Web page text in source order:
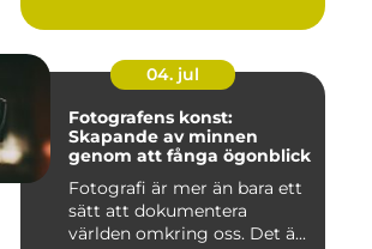
04. jul
Fotografens konst:
Skapande av minnen
genom att fånga ögonblick
Fotografi är mer än bara ett
sätt att dokumentera
världen omkring oss. Det ä...